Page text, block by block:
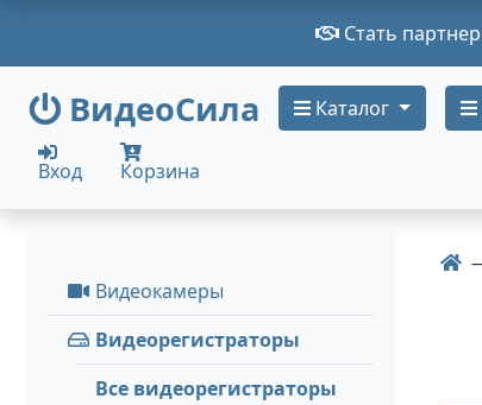
Стать
ВидеоСила Каталог
Вход Корзина
Видеокамеры
Видеорегистраторы
Все видеорегистраторы